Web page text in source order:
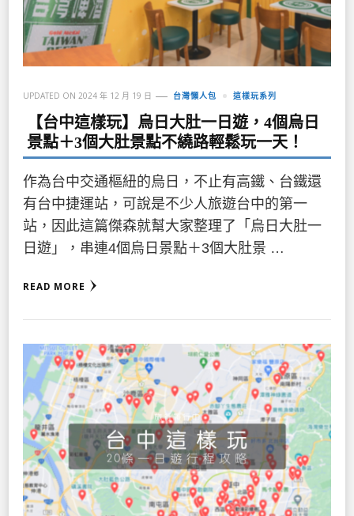
UPDATED ON 2024 年 12 月 19 日 台灣懶人包 這樣玩系列
【台中這樣玩】烏日大肚一日遊，4個烏日
景點＋3個大肚景點不繞路輕鬆玩一天！
作為台中交通樞紐的烏日，不止有高鐵、台鐵還
有台中捷運站，可說是不少人旅遊台中的第一
站，因此這篇傑森就幫大家整理了「烏日大肚一
日遊」，串連4個烏日景點＋3個大肚景 …
READ MORE